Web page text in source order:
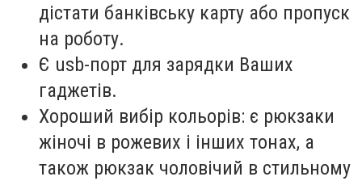
дістати банківську карту або пропуск
на роботу.
Є usb-порт для зарядки Ваших
гаджетів.
Хороший вибір кольорів: є рюкзаки
жіночі в рожевих і інших тонах, а
також рюкзак чоловічий в стильному